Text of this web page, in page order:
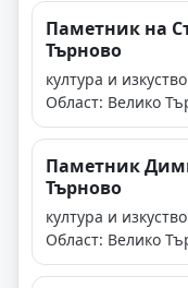
Паметник на
Търново
култура и
Област: Велико
Паметник
Търново
култура и
Област: Велико